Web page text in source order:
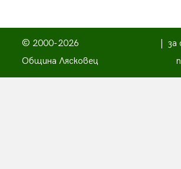
© 2000-2026
Община Лясковец
за